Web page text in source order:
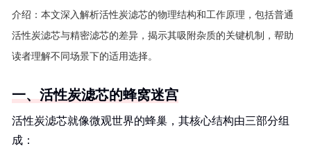
介绍： 本文深入解析活性炭滤芯的物理结构和工作原理，包括普通
活性炭滤芯与精密滤芯的差异，揭示其吸附杂质的关键机制，帮助
读者理解不同场景下的适用选择。
一、活性炭滤芯的蜂窝迷宫
活性炭滤芯就像微观世界的蜂巢，其核心结构由三部分组
成：